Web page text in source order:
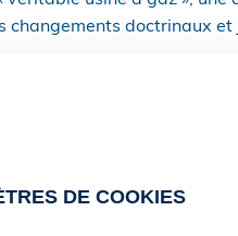
changements doctrinaux
que la rémunération des
sur les sociétés dont
DE COOKIES